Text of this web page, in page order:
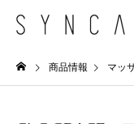
商品情報 マッ